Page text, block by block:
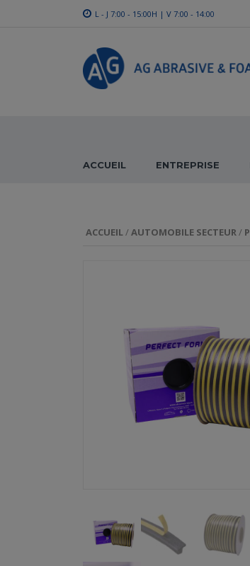
L - J 7:00 - 15:00H | V 7:00 - 14:00
ACCUEIL ENTREPRISE
ACCUEIL/AUTOMOBILE SECTEUR/